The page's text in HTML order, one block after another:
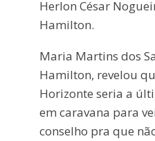
Herlon César
Hamilton.
Maria Martins dos
Hamilton, revelou
Horizonte seria a
em caravana para
conselho pra que